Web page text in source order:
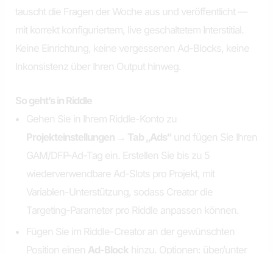
tauscht die Fragen der Woche aus und veröffentlicht —
mit korrekt konfiguriertem, live geschaltetem Interstitial.
Keine Einrichtung, keine vergessenen Ad-Blocks, keine
Inkonsistenz über Ihren Output hinweg.
So geht’s in Riddle
Gehen Sie in Ihrem Riddle-Konto zu
Projekteinstellungen → Tab „Ads“ und fügen Sie Ihren
GAM/DFP-Ad-Tag ein. Erstellen Sie bis zu 5
wiederverwendbare Ad-Slots pro Projekt, mit
Variablen-Unterstützung, sodass Creator die
Targeting-Parameter pro Riddle anpassen können.
Fügen Sie im Riddle-Creator an der gewünschten
Position einen Ad-Block hinzu. Optionen: über/unter